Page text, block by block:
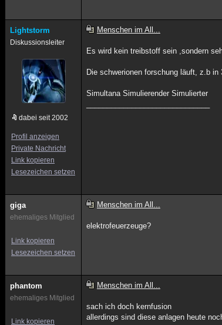
Lightstorm
Diskussionsleiter
dabei seit 2002
Profil anzeigen
Private Nachricht
Link kopieren
Lesezeichen setzen
Menschen im All...
Es wird kein treibstoff sein ,sondern
Die schwerionen forschung läuft, z.b
Simultana Simulierender Simulierter
giga
ehemaliges Mitglied
Link kopieren
Lesezeichen setzen
Menschen im All...
elektrofeuerzeuge?
phantom
ehemaliges Mitglied
Link kopieren
Menschen im All...
sach ich doch kernfusion
allerdings sind diese anlagen heute